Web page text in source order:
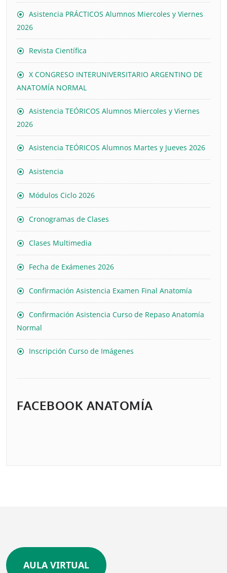
Asistencia PRÁCTICOS Alumnos Miercoles y Viernes
2026
Revista Científica
X CONGRESO INTERUNIVERSITARIO ARGENTINO DE
ANATOMÍA NORMAL
Asistencia TEÓRICOS Alumnos Miercoles y Viernes
2026
Asistencia TEÓRICOS Alumnos Martes y Jueves 2026
Asistencia
Módulos Ciclo 2026
Cronogramas de Clases
Clases Multimedia
Fecha de Exámenes 2026
Confirmación Asistencia Examen Final Anatomía
Confirmación Asistencia Curso de Repaso Anatomía
Normal
Inscripción Curso de Imágenes
FACEBOOK ANATOMÍA
AULA VIRTUAL